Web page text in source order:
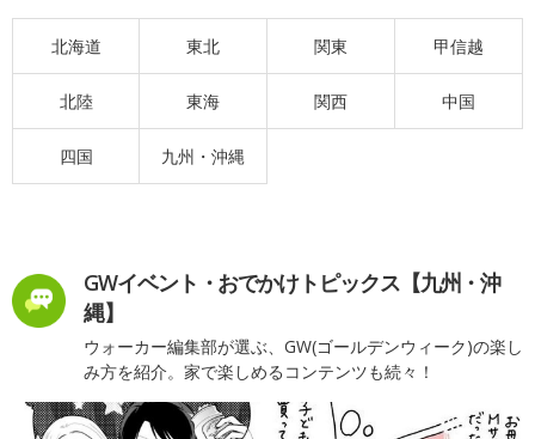
北海道 東北 関東 甲信越
北陸 東海 関西 中国
四国 九州・沖縄
GWイベント・おでかけトピックス【九州・沖
縄】
ウォーカー編集部が選ぶ、GW(ゴールデンウィーク)の楽し
み方を紹介。家で楽しめるコンテンツも続々！